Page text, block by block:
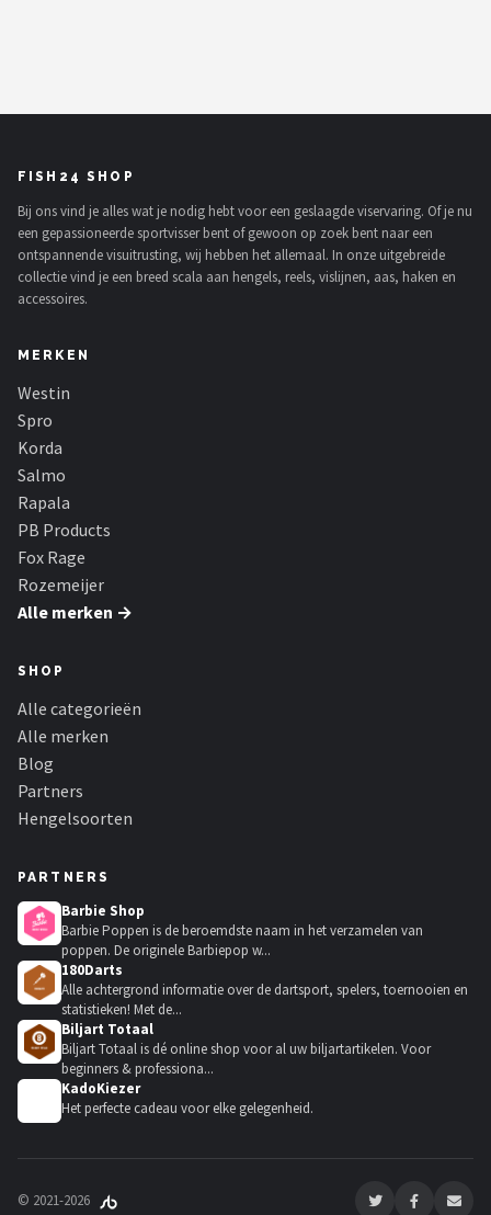
FISH24 SHOP
Bij ons vind je alles wat je nodig hebt voor een geslaagde viservaring. Of je nu
een gepassioneerde sportvisser bent of gewoon op zoek bent naar een
ontspannende visuitrusting, wij hebben het allemaal. In onze uitgebreide
collectie vind je een breed scala aan hengels, reels, vislijnen, aas, haken en
accessoires.
MERKEN
Westin
Spro
Korda
Salmo
Rapala
PB Products
Fox Rage
Rozemeijer
Alle merken →
SHOP
Alle categorieën
Alle merken
Blog
Partners
Hengelsoorten
PARTNERS
Barbie Shop
Barbie Poppen is de beroemdste naam in het verzamelen van
poppen. De originele Barbiepop w...
180Darts
Alle achtergrond informatie over de dartsport, spelers, toernooien en
statistieken! Met de...
Biljart Totaal
Biljart Totaal is dé online shop voor al uw biljartartikelen. Voor
beginners & professiona...
KadoKiezer
Het perfecte cadeau voor elke gelegenheid.
© 2021-2026